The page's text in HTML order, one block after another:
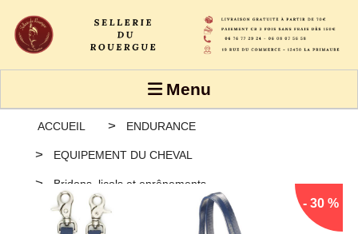
Menu
ACCUEIL ENDURANCE
EQUIPEMENT DU CHEVAL
Bridons, licols et enrênements
Bridon licol Daslö
- 30 %